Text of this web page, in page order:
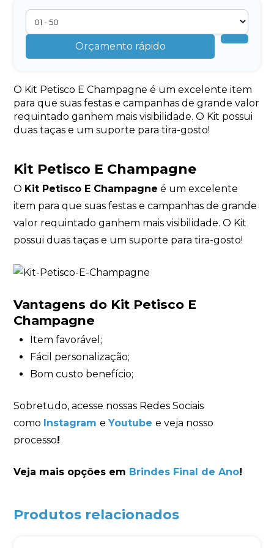
Orçamento rápido
O Kit Petisco E Champagne é um excelente item
para que suas festas e campanhas de grande valor
requintado ganhem mais visibilidade. O Kit possui
duas taças e um suporte para tira-gosto!
Kit Petisco E Champagne
O Kit Petisco E Champagne é um excelente
item para que suas festas e campanhas de grande
valor requintado ganhem mais visibilidade. O Kit
possui duas taças e um suporte para tira-gosto!
Vantagens do Kit Petisco E
Champagne
Item favorável;
Fácil personalização;
Bom custo benefício;
Sobretudo, acesse nossas Redes Sociais
como Instagram eYoutube e veja nosso
processo!
Veja mais opções em Brindes Final de Ano!
Produtos relacionados